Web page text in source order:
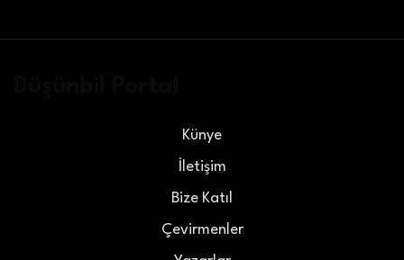
Künye
İletişim
Bize Katıl
Çevirmenler